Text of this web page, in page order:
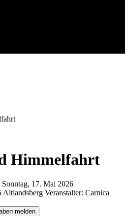
Himmelfahrt
17. Mai 2026
Altlandsberg Veranstalter: Carnica
melden